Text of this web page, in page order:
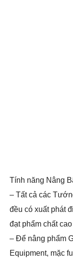
Tính năng Nâng
– Tất cả các
đều có xuất phát
đạt phẩm chất
– Để nâng phẩm
Equipment, mặc